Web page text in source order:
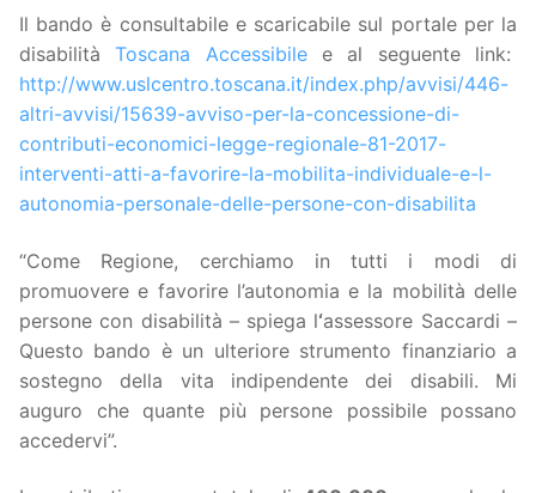
Il bando è consultabile e scaricabile sul portale per la
disabilitàToscana Accessibilee al seguente link:
http://www.uslcentro.toscana.it/index.php/avvisi/446-
altri-avvisi/15639-avviso-per-la-concessione-di-
contributi-economici-legge-regionale-81-2017-
interventi-atti-a-favorire-la-mobilita-individuale-e-l-
autonomia-personale-delle-persone-con-disabilita
“Come Regione, cerchiamo in tutti i modi di
promuovere e favorire l’autonomia e la mobilità delle
persone con disabilità – spiega l‘assessore Saccardi –
Questo bando è un ulteriore strumento finanziario a
sostegno della vita indipendente dei disabili. Mi
auguro che quante più persone possibile possano
accedervi”.